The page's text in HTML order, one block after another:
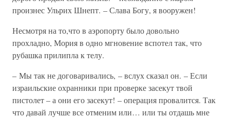
произнес Ульрих Шнепт. – Слава Богу, я вооружен!
Несмотря на то,что в аэропорту было довольно
прохладно, Мория в одно мгновение вспотел так, что
рубашка прилипла к телу.
– Мы так не договаривались, – вслух сказал он. – Если
израильские охранники при проверке засекут твой
пистолет – а они его засекут! – операция провалится. Так
что давай лучше все отменим или… или ты отдашь мне